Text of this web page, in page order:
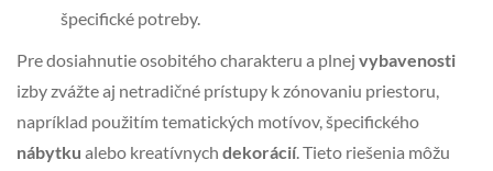
špecifické potreby.
Pre dosiahnutie osobitého charakteru a plnej vybavenosti
izby zvážte aj netradičné prístupy k zónovaniu priestoru,
napríklad použitím tematických motívov, špecifického
nábytku alebo kreatívnych dekorácií. Tieto riešenia môžu